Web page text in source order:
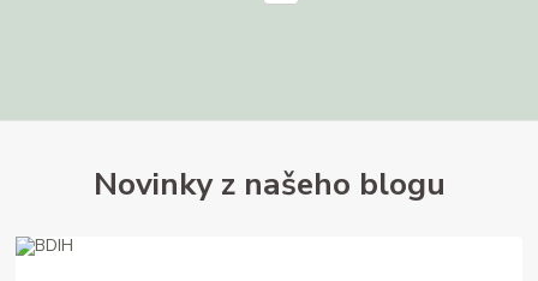
Novinky z našeho blogu